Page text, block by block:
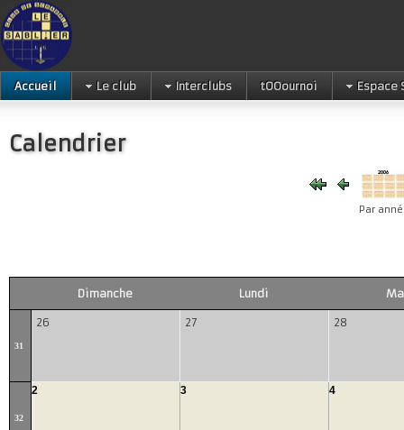
Accueil Le club Interclubs tOOournoi Espace
Calendrier
Par
Dimanche Lundi
31
26 27 28
32
2 3 4